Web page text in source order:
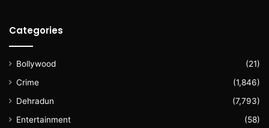
Categories
Bollywood
(21)
Crime
(1,846)
Dehradun
(7,793)
Entertainment
(58)